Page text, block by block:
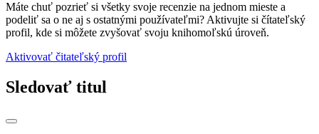
Máte chuť pozrieť si všetky svoje recenzie na jednom mieste a
podeliť sa o ne aj s ostatnými používateľmi? Aktivujte si čítateľský
profil, kde si môžete zvyšovať svoju knihomoľskú úroveň.
Aktivovať čitateľský profil
Sledovať titul